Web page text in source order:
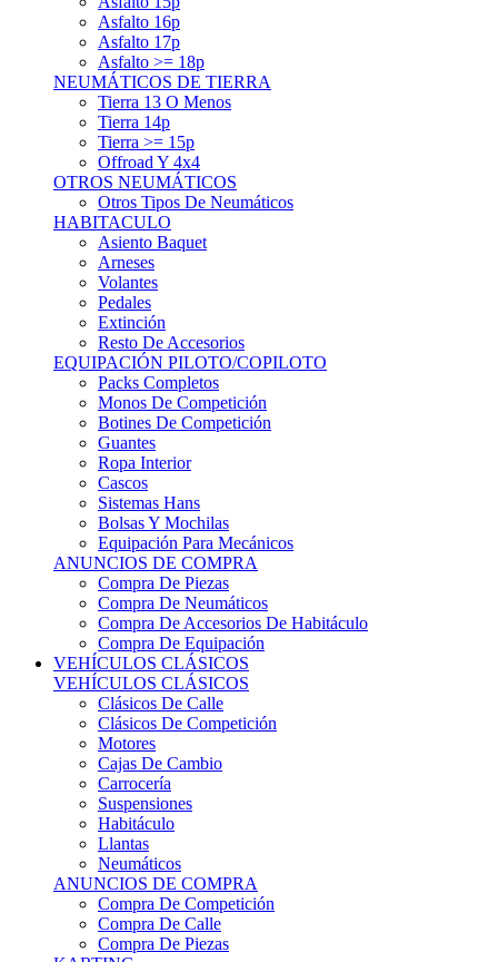
Asfalto 17p
Asfalto >= 18p
NEUMÁTICOS DE TIERRA
Tierra 13 O Menos
Tierra 14p
Tierra >= 15p
Offroad Y 4x4
OTROS NEUMÁTICOS
Otros Tipos De Neumáticos
HABITACULO
Asiento Baquet
Arneses
Volantes
Pedales
Extinción
Resto De Accesorios
EQUIPACIÓN PILOTO/COPILOTO
Packs Completos
Monos De Competición
Botines De Competición
Guantes
Ropa Interior
Cascos
Sistemas Hans
Bolsas Y Mochilas
Equipación Para Mecánicos
ANUNCIOS DE COMPRA
Compra De Piezas
Compra De Neumáticos
Compra De Accesorios De Habitáculo
Compra De Equipación
VEHÍCULOS CLÁSICOS
VEHÍCULOS CLÁSICOS
Clásicos De Calle
Clásicos De Competición
Motores
Cajas De Cambio
Carrocería
Suspensiones
Habitáculo
Llantas
Neumáticos
ANUNCIOS DE COMPRA
Compra De Competición
Compra De Calle
Compra De Piezas
KARTING
KARTING